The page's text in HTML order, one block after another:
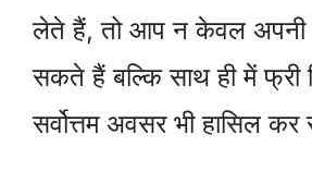
लेते हैं, तो आप न केवल अपनी
सकते हैं बल्कि साथ ही में फ्री
सर्वोत्तम अवसर भी हासिल